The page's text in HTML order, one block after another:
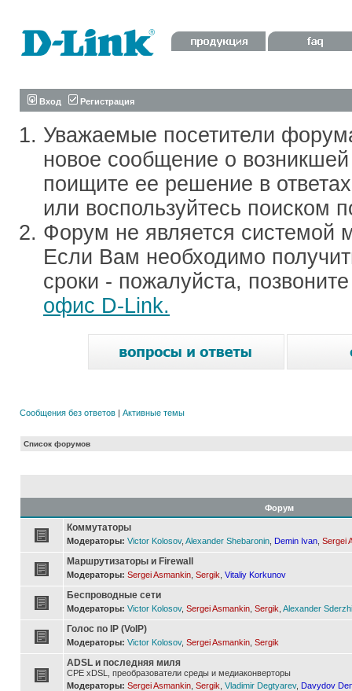
Вход Регистрация
Уважаемые посетители
новое сообщение о
поищите ее решение в
или воспользуйтесь поиском
Форум не является системой
Если Вам необходимо
сроки - пожалуйста,
офис D-Link.
Сообщения без ответов | Активные темы
Список форумов
Форум
Коммутаторы
Модераторы: Victor Kolosov, Alexander Shebaronin Demin Ivan Sergei
Маршрутизаторы и Firewall
Модераторы: Sergei Asmankin Sergik Vitaliy Korkunov
Беспроводные сети
Модераторы: Victor Kolosov, Sergei Asmankin Sergik Alexander
Голос по IP (VoIP)
Модераторы: Victor Kolosov, Sergei Asmankin Sergik
ADSL и последняя миля
CPE xDSL, преобразователи среды и медиаконверторы
Модераторы: Sergei Asmankin Sergik Vladimir Degtyarev, Davydov